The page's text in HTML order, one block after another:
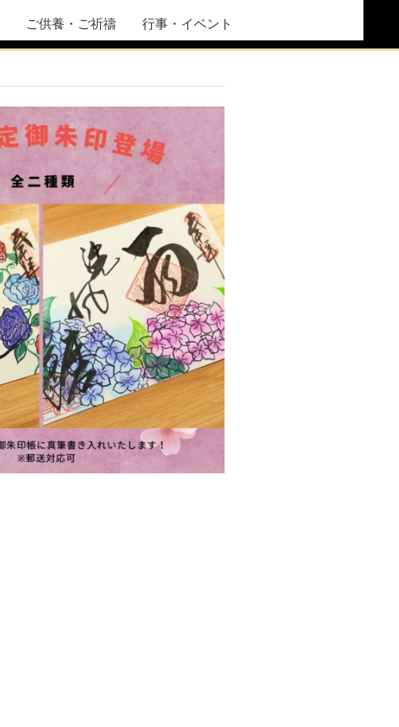
ご供養・ご祈禱 行事・イベント